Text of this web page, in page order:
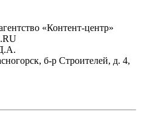
«Контент-центр»
б-р Строителей, д. 4,